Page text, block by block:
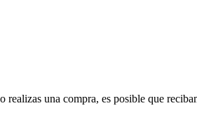
realizas una compra, es posible que